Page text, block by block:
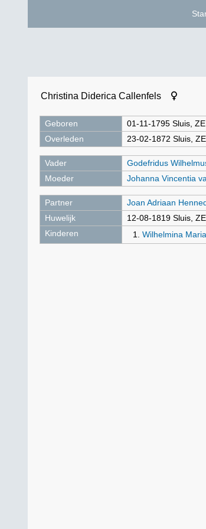
Christina Diderica Callenfels
Geboren 01-11-1795 Sluis, ZE
Overleden
23-02-1872 Sluis, ZE
Vader
Godefridus
Moeder
Johanna Vincentia
Partner
Joan Adriaan
Huwelijk
12-08-1819 Sluis, ZE
Kinderen
Wilhelmina